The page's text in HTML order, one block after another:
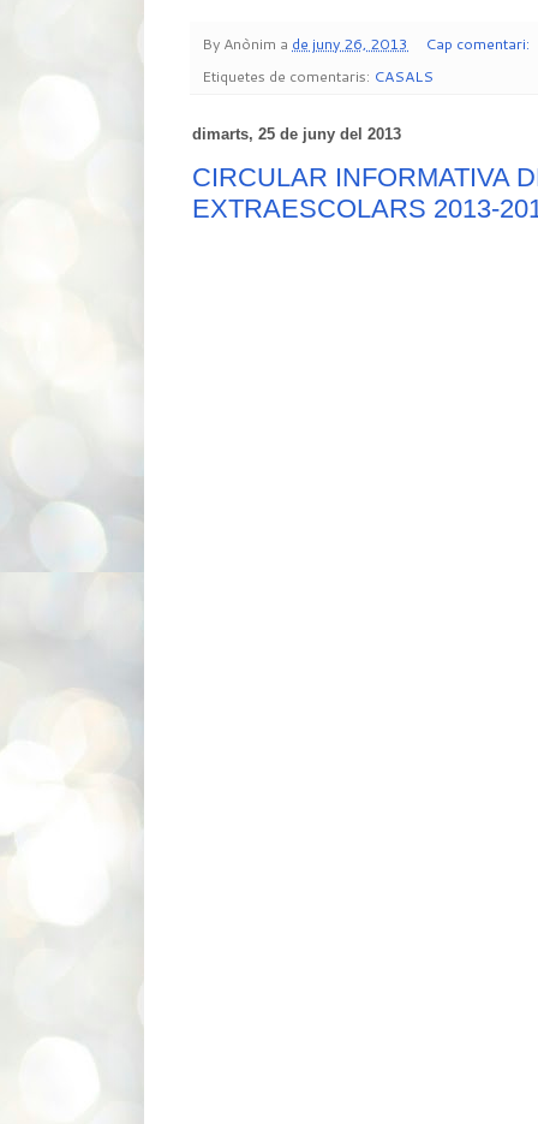
By Anònim a de juny 26, 2013
Cap comentari:
Etiquetes de comentaris: CASALS
dimarts, 25 de juny del 2013
CIRCULAR INFORMATIVA
EXTRAESCOLARS 2013-